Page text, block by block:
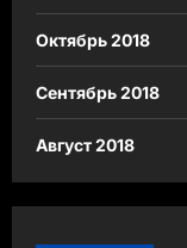
Октябрь 2018
Сентябрь 2018
Август 2018